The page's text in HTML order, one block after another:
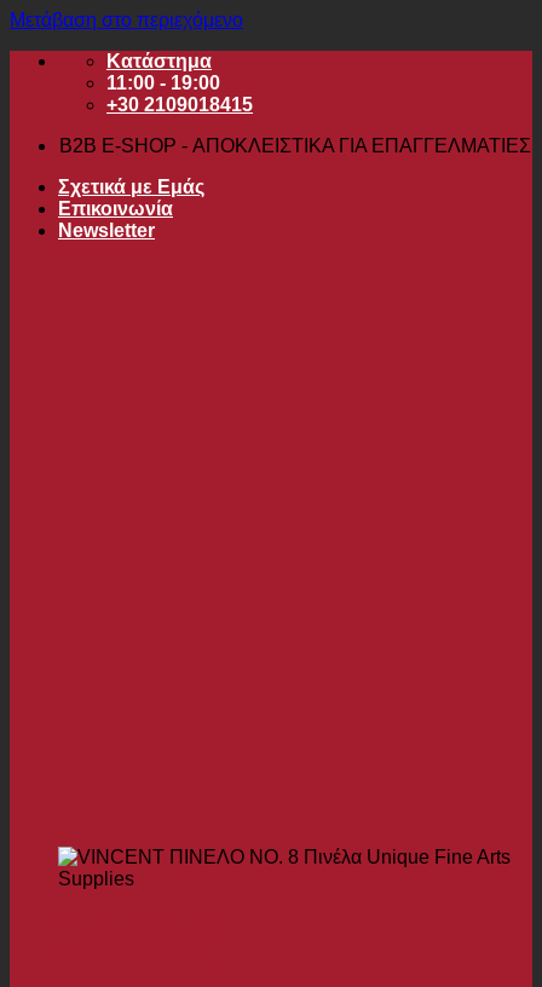
Μετάβαση στο περιεχόμενο
Κατάστημα
11:00 - 19:00
+30 2109018415
B2B Ε-SHOP - ΑΠΟΚΛΕΙΣΤΙΚΑ ΓΙΑ ΕΠΑΓΓΕΛΜΑΤΙΕΣ
Σχετικά με Εμάς
Επικοινωνία
Newsletter